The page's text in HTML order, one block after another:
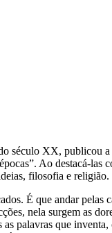
século XX, publicou
Ao destacá-las
filosofia e religião.
É que andar pelas
nela surgem as
palavras que